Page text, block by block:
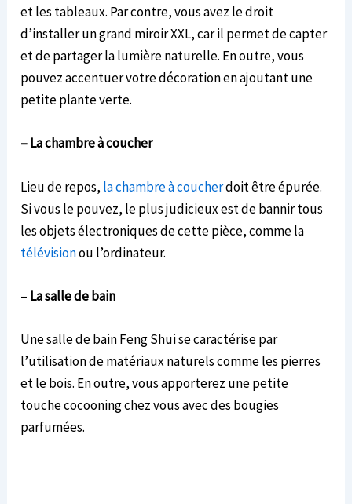
et les tableaux. Par contre, vous avez le droit
d’installer un grand miroir XXL, car il permet de capter
et de partager la lumière naturelle. En outre, vous
pouvez accentuer votre décoration en ajoutant une
petite plante verte.
– La chambre à coucher
Lieu de repos, la chambre à coucherdoit être épurée.
Si vous le pouvez, le plus judicieux est de bannir tous
les objets électroniques de cette pièce, comme la
télévisionou l’ordinateur.
– La salle de bain
Une salle de bain Feng Shui se caractérise par
l’utilisation de matériaux naturels comme les pierres
et le bois. En outre, vous apporterez une petite
touche cocooning chez vous avec des bougies
parfumées.